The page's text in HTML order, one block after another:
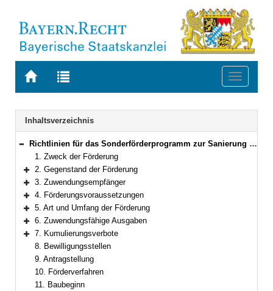
Zur
BAYERN.RECHT
Zur
letzten
Suche
Toggle
Navigation
Inhaltsverzeichnis
Bereich reduzieren
Richtlinien für das Sonderförderprogramm zur Sanierung kommunaler Schwimmbäder in Bayern
1. Zweck der Förderung
Bereich erweitern
2. Gegenstand der Förderung
Bereich erweitern
3. Zuwendungsempfänger
Bereich erweitern
4. Förderungsvoraussetzungen
Bereich erweitern
5. Art und Umfang der Förderung
Bereich erweitern
6. Zuwendungsfähige Ausgaben
Bereich erweitern
7. Kumulierungsverbote
8. Bewilligungsstellen
9. Antragstellung
10. Förderverfahren
11. Baubeginn